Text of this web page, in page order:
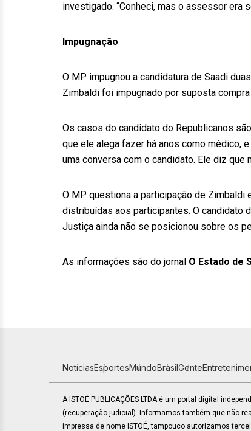
investigado. “Conheci, mas o assessor era
Impugnação
O MP impugnou a candidatura de Saadi
Zimbaldi foi impugnado por suposta
Os casos do candidato do Republicanos
que ele alega fazer há anos como médico,
uma conversa com o candidato. Ele diz que
O MP questiona a participação de Zimbaldi
distribuídas aos participantes. O candidato
Justiça ainda não se posicionou sobre os
As informações são do jornal O Estado de
NotíciasEsportesMundoBrasilGente
A ISTOÉ PUBLICAÇÕES LTDA é um portal digital
(recuperação judicial). Informamos também que não
impressa de nome ISTOÉ, tampouco autorizamos